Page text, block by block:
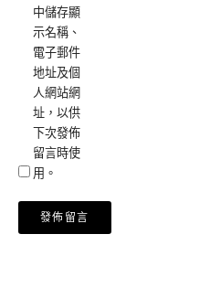
中儲存顯
示名稱、
電子郵件
地址及個
人網站網
址，以供
下次發佈
留言時使
用。